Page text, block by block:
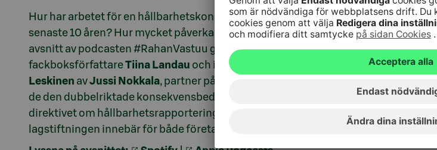
Hur har arbetet för en hållbarhetskonsult förändrats under de
senaste 10 åren? Hur mycket påverkar ESG värderingen? I detta
avsnitt av podcasten #RahanVastuu gästas hållbarhetsexpert och
fackboksförfattareTiina Landau och investeringschef
Leskinen avJussi Nokkala, partner på PwC. Med honom diskuterar
de den dubbelriktade konsekvensbedömning som krävs enligt
direktivet om hållbarhetsrapportering och de utmaningar som
lagstiftningen innebär för både företag och investerare.